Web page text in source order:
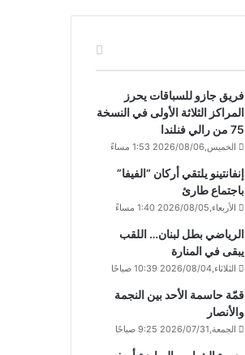
فريق جازو للسباقات يحرز
المراكز الثلاثة الأولى في النسخة
75 من رالي فنلندا
الخميس,2026/08/06 1:53 مساءً
إنفانتينو يلتقي أركان “الفيفا”
باجتماع طارئ
الأربعاء,2026/08/05 1:40 مساءً
الرياضي بطل لبنان… اللقب
يبقى في المنارة
الثلاثاء,2026/08/04 10:39 صباحًا
قمّة حاسمة الأحد بين النجمة
والأنصار
الجمعة,2026/07/31 9:25 صباحًا